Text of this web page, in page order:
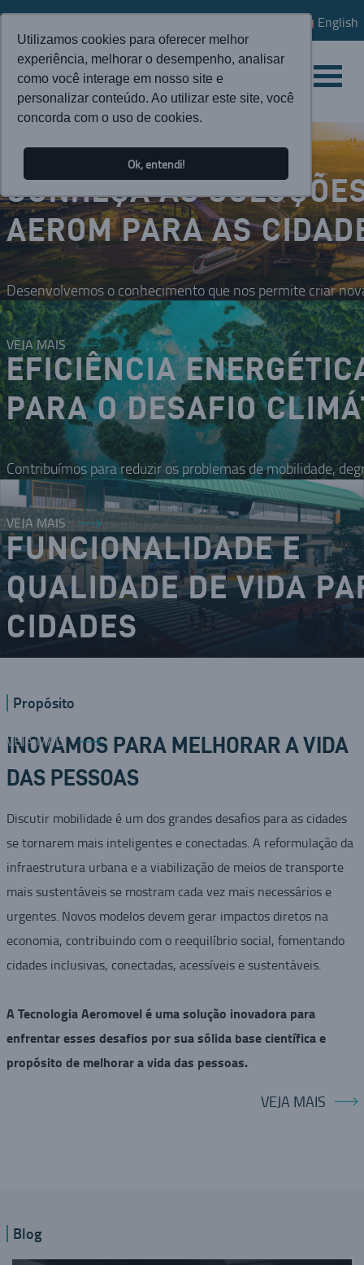
Utilizamos cookies para oferecer melhor
experiência, melhorar o desempenho, analisar
como você interage em nosso site e
personalizar conteúdo. Ao utilizar este site, você
concorda com o uso de cookies.
Ok, entendi!
English
CONHEÇA AS
AEROM PARA AS
Desenvolvemos o conhecimento que nos permite criar
VEJA MAIS
EFICIÊNCIA
PARA O DESAFIO
Contribuímos para reduzir os problemas de mobilidade,
VEJA MAIS
FUNCIONALIDADE E
QUALIDADE DE VIDA
CIDADES
VEJA MAIS
Propósito
INOVAMOS PARA MELHORAR A VIDA
DAS PESSOAS
Discutir mobilidade é um dos grandes desafios para as cidades
se tornarem mais inteligentes e conectadas. A reformulação da
infraestrutura urbana e a viabilização de meios de transporte
mais sustentáveis se mostram cada vez mais necessários e
urgentes. Novos modelos devem gerar impactos diretos na
economia, contribuindo com o reequilíbrio social, fomentando
cidades inclusivas, conectadas, acessíveis e sustentáveis.
A Tecnologia Aeromovel é uma solução inovadora para
enfrentar esses desafios por sua sólida base científica e
propósito de melhorar a vida das pessoas.
VEJA MAIS
Blog